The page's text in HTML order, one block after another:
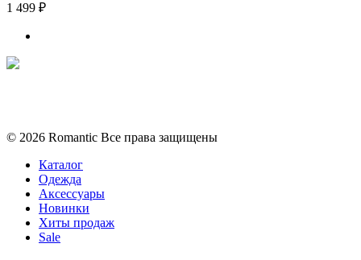
1 499 ₽
© 2026 Romantic Все права защищены
Каталог
Одежда
Аксессуары
Новинки
Хиты продаж
Sale